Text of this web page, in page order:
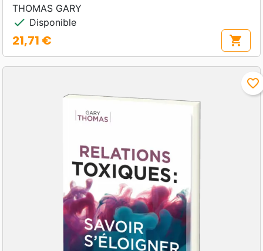
THOMAS GARY
check Disponible
Prix
21,71 € shopping_cart
favorite_border